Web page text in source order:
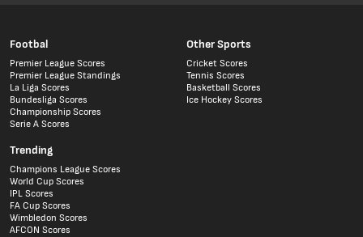
Footbal
Premier League Scores
Premier League Standings
La Liga Scores
Bundesliga Scores
Championship Scores
Serie A Scores
Other Sports
Cricket Scores
Tennis Scores
Basketball Scores
Ice Hockey Scores
Trending
Champions League Scores
World Cup Scores
IPL Scores
FA Cup Scores
Wimbledon Scores
AFCON Scores